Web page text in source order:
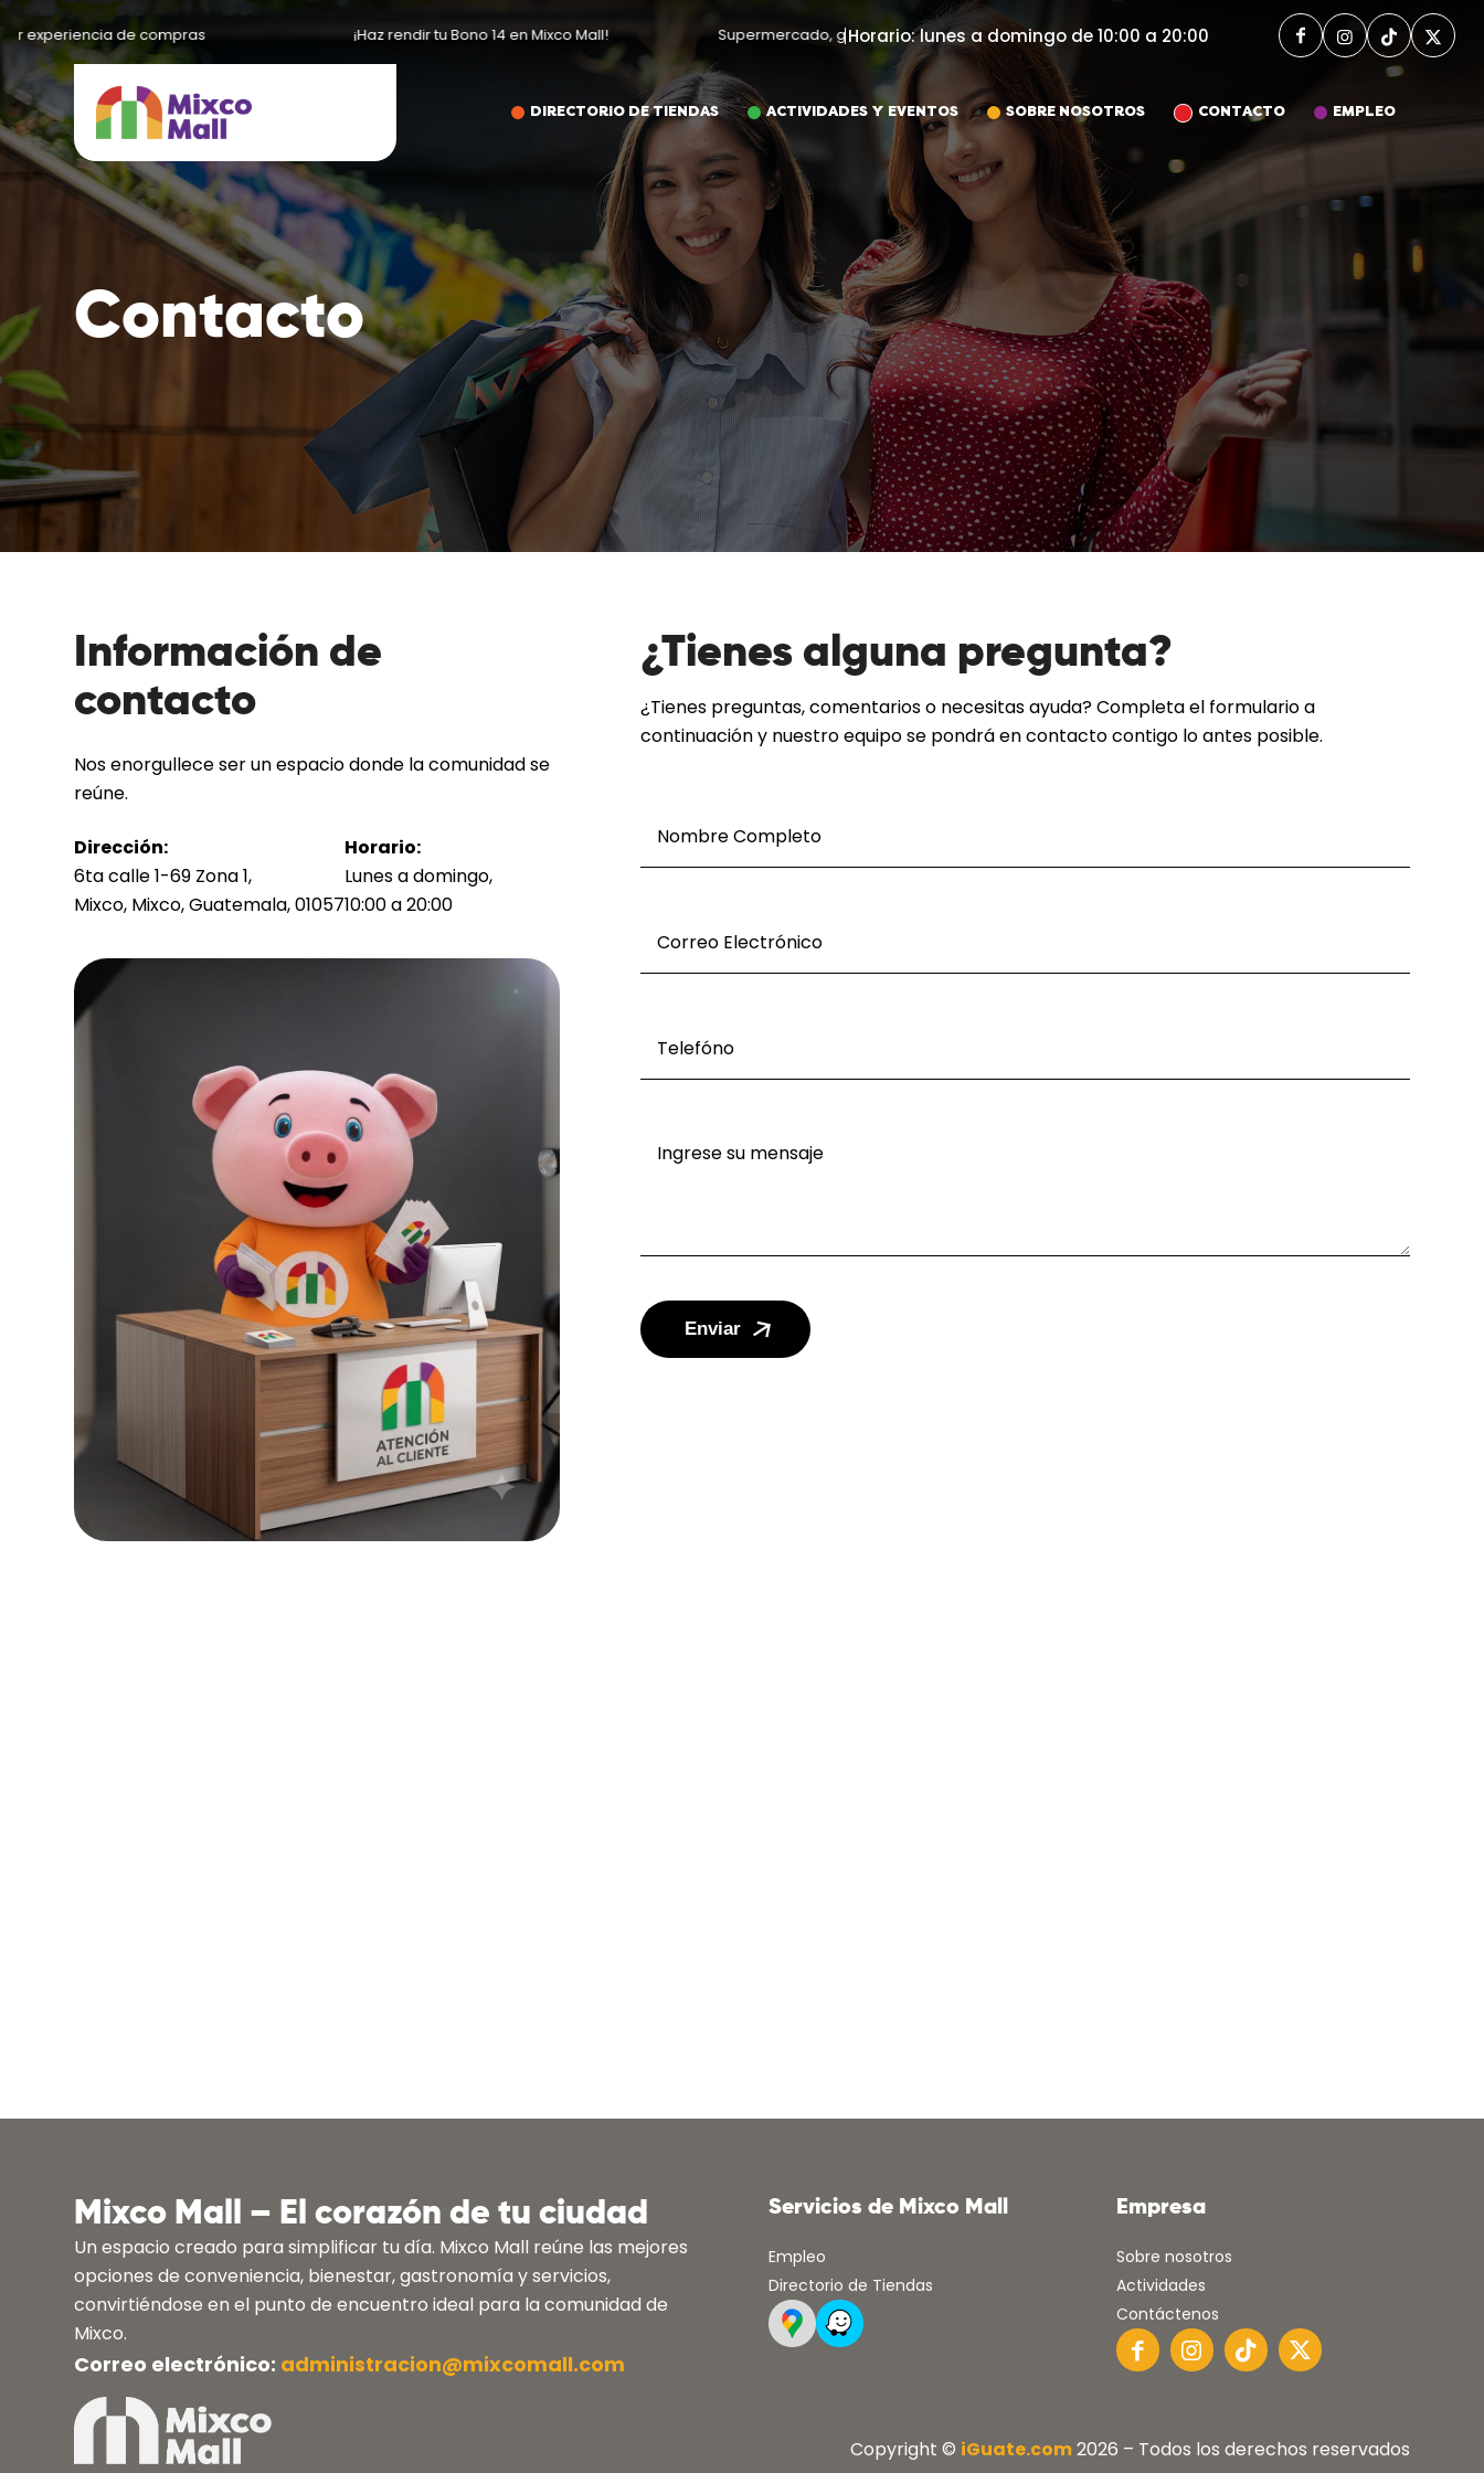
de compras ¡Haz rendir tu Bono 14 en Mixco Mall! Supermercado, gimnasio, restaurantes y bancos ¡Te esperamos todos los días!
Horario: lunes a domingo de 10:00 a 20:00
DIRECTORIO DE TIENDAS ACTIVIDADES Y EVENTOS SOBRE NOSOTROS CONTACTO EMPLEO
Contacto
Información de
contacto
Nos enorgullece ser un espacio donde la comunidad se
reúne.
Dirección:
6ta calle 1-69 Zona 1,
Mixco, Mixco, Guatemala, 01057
Horario:
Lunes a domingo,
10:00 a 20:00
¿Tienes alguna pregunta?
¿Tienes preguntas, comentarios o necesitas ayuda? Completa el formulario a
continuación y nuestro equipo se pondrá en contacto contigo lo antes posible.
Mixco Mall – El corazón de tu ciudad
Un espacio creado para simplificar tu día. Mixco Mall reúne las mejores
opciones de conveniencia, bienestar, gastronomía y servicios,
convirtiéndose en el punto de encuentro ideal para la comunidad de
Mixco.
Correo electrónico: administracion@mixcomall.com
Servicios de Mixco Mall
Empleo
Directorio de Tiendas
Empresa
Sobre nosotros
Actividades
Contáctenos
Copyright © iGuate.com2026 – Todos los derechos reservados